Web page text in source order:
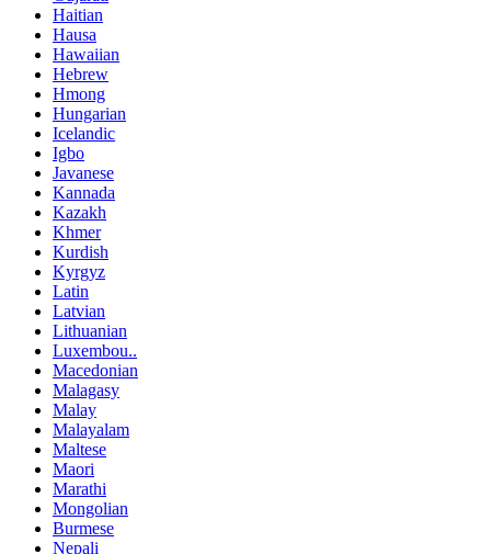
Haitian
Hausa
Hawaiian
Hebrew
Hmong
Hungarian
Icelandic
Igbo
Javanese
Kannada
Kazakh
Khmer
Kurdish
Kyrgyz
Latin
Latvian
Lithuanian
Luxembou..
Macedonian
Malagasy
Malay
Malayalam
Maltese
Maori
Marathi
Mongolian
Burmese
Nepali